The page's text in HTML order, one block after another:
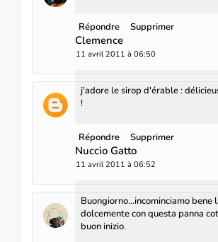
Répondre Supprimer
Clemence
11 avril 2011 à 06:50
j'adore le sirop d'érable :
!
Répondre Supprimer
Nuccio Gatto
11 avril 2011 à 06:52
Buongiorno...incominciamo bene
dolcemente con questa panna
buon inizio.